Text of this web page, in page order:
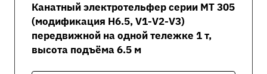
Канатный электротельфер серии MT 305
(модификация H6.5, V1-V2-V3)
передвижной на одной тележке 1 т,
высота подъёма 6.5 м